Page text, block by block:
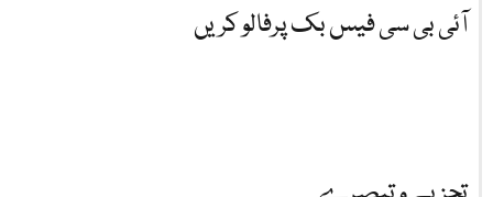
آئی بی سی فیس بک پرفالو کریں